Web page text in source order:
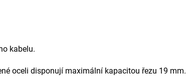
kabelu.
oceli disponují maximální kapacitou řezu 19 mm.